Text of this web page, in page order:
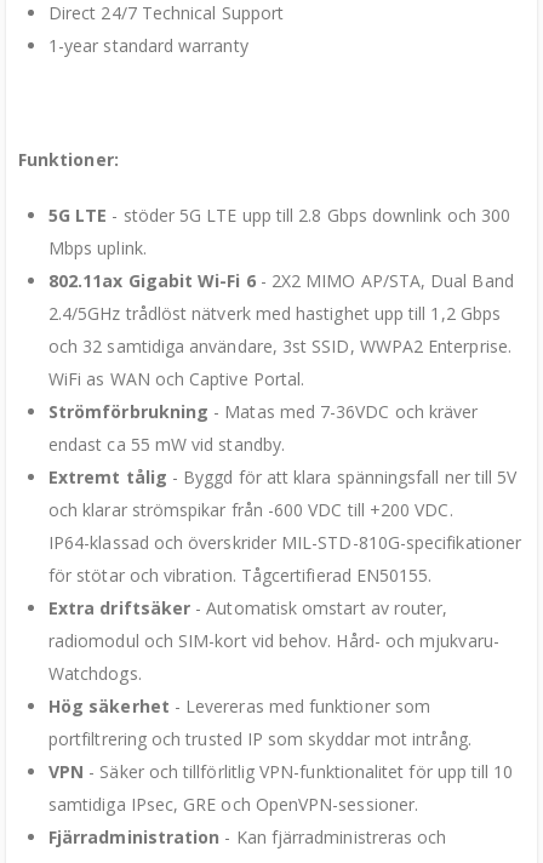
Direct 24/7 Technical Support
1-year standard warranty
Funktioner:
5G LTE - stöder 5G LTE upp till 2.8 Gbps downlink och 300
Mbps uplink.
802.11ax Gigabit Wi-Fi 6- 2X2 MIMO AP/STA, Dual Band
2.4/5GHz trådlöst nätverk med hastighet upp till 1,2 Gbps
och 32 samtidiga användare, 3st SSID, WWPA2 Enterprise.
WiFi as WAN och Captive Portal.
Strömförbrukning - Matas med 7-36VDC och kräver
endast ca 55 mW vid standby.
Extremt tålig - Byggd för att klara spänningsfall ner till 5V
och klarar strömspikar från -600 VDC till +200 VDC.
IP64-klassad och överskrider MIL-STD-810G-specifikationer
för stötar och vibration. Tågcertifierad EN50155.
Extra driftsäker - Automatisk omstart av router,
radiomodul och SIM-kort vid behov. Hård- och mjukvaru-
Watchdogs.
Hög säkerhet - Levereras med funktioner som
portfiltrering och trusted IP som skyddar mot intrång.
VPN - Säker och tillförlitlig VPN-funktionalitet för upp till 10
samtidiga IPsec, GRE och OpenVPN-sessioner.
Fjärradministration - Kan fjärradministreras och